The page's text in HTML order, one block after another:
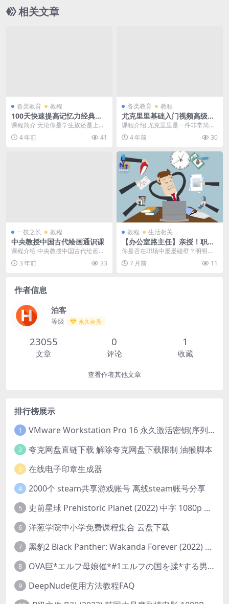
相关文章
各类教育 教程
100天快速提高记忆力经典全
套【核心课】视频教程
课程简介 无论你是学生族还是上班
族：记忆力都是必不可少的 生活、
工作、学习、聊天...
4 年前 41
各类教育 教程
尤克里里基础入门视频高级进
阶教程
课程介绍 尤克里里是一件非常简单
好学的乐器，不需要任何乐器基础
都是可以学会这件乐...
4 年前 30
一技之长 教程
中央教授中国古代绘画通识课
课程介绍 中央教授中国古代绘画通
识课将介绍中国古代绘画的基本概
念、起源和发展历程...
3 年前 33
教程 生活相关
【办公室路主任】亲授！职场
生存黄金法则大公开，助你轻
松应对办公室政治与晋升困局
你是否在职场中屡屡碰壁？明明能
力不差，却总被忽视？升职加薪遥
遥无期？别急！《【办...
7 月前 11
作者信息
泊客
等级 永久会员
23055
文章
0
评论
1
收藏
查看作者其他文章
排行榜展示
1 VMware Workstation Pro 16 永久激活密钥(序列号)
2 夸克网盘直链下载 解除夸克网盘下载限制 油猴脚本
3 在线电子印章生成器
4 2000个 steam共享游戏账号 离线steam账号分享
5 史前星球 Prehistoric Planet (2022) 中字 1080p 高清 阿里云盘 2022.5.27已更新全集
6 洋葱学院中小学免费课程集合 云盘下载
7 黑豹2 Black Panther: Wakanda Forever (2022) 高清版
8 OVA巨*エルフ母娘催*#1エルフの国を蹂*する男。汚された女王と姫
9 DeepNude使用方法教程FAQ